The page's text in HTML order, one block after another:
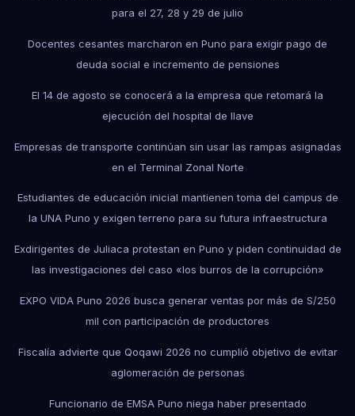
para el 27, 28 y 29 de julio
Docentes cesantes marcharon en Puno para exigir pago de
deuda social e incremento de pensiones
El 14 de agosto se conocerá a la empresa que retomará la
ejecución del hospital de Ilave
Empresas de transporte continúan sin usar las rampas asignadas
en el Terminal Zonal Norte
Estudiantes de educación inicial mantienen toma del campus de
la UNA Puno y exigen terreno para su futura infraestructura
Exdirigentes de Juliaca protestan en Puno y piden continuidad de
las investigaciones del caso «los burros de la corrupción»
EXPO VIDA Puno 2026 busca generar ventas por más de S/250
mil con participación de productores
Fiscalía advierte que Qoqawi 2026 no cumplió objetivo de evitar
aglomeración de personas
Funcionario de EMSA Puno niega haber presentado